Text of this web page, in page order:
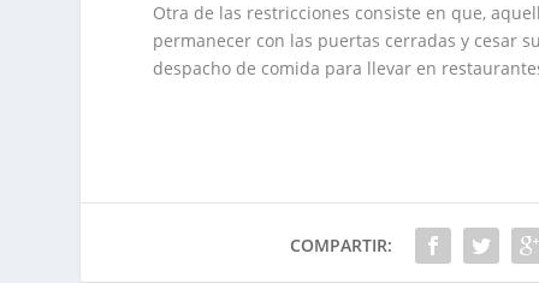
Otra de las restricciones consiste en que,
permanecer con las puertas cerradas y cesar
despacho de comida para llevar en
COMPARTIR: